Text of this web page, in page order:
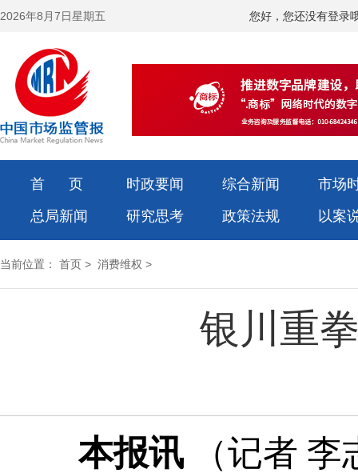
2026年8月7日星期五 您好，您还没有登录
首 页 时政要闻 综合新闻
市场
总局新闻
研究思考 政策法规 以案
当前位置： 首页 > 消费维权 >
银川重
本报讯 （记者